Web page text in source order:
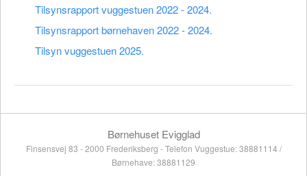
Tilsynsrapport vuggestuen 2022 - 2024.
Tilsynsrapport børnehaven 2022 - 2024.
Tilsyn vuggestuen 2025.
Børnehuset Evigglad
Finsensvej 83 - 2000 Frederiksberg - Telefon Vuggestue: 38881114 /
Børnehave: 38881129